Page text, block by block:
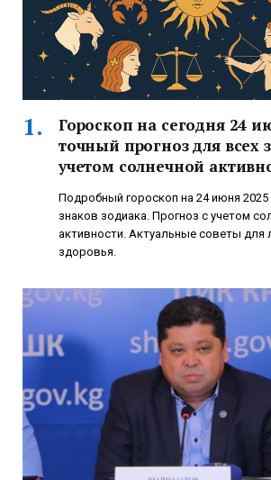
Гороскоп на сегодня 24
точный прогноз для всех
учетом солнечной
Подробный гороскоп на 24 июня 2025
знаков зодиака. Прогноз с учетом
активности. Актуальные советы для
здоровья.